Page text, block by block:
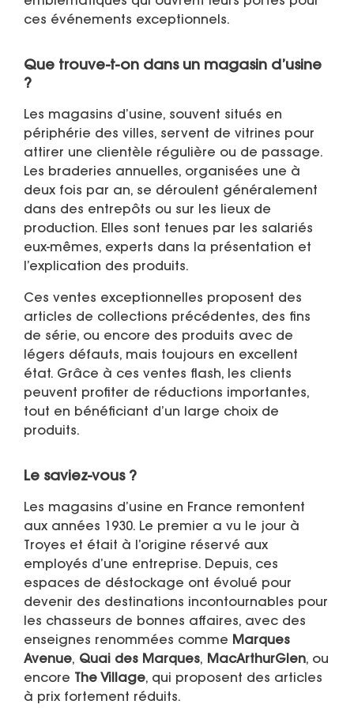
ces événements exceptionnels.
Que trouve-t-on dans un magasin d’usine
?
Les magasins d’usine, souvent situés en
périphérie des villes, servent de vitrines pour
attirer une clientèle régulière ou de passage.
Les braderies annuelles, organisées une à
deux fois par an, se déroulent généralement
dans des entrepôts ou sur les lieux de
production. Elles sont tenues par les salariés
eux-mêmes, experts dans la présentation et
l’explication des produits.
Ces ventes exceptionnelles proposent des
articles de collections précédentes, des fins
de série, ou encore des produits avec de
légers défauts, mais toujours en excellent
état. Grâce à ces ventes flash, les clients
peuvent profiter de réductions importantes,
tout en bénéficiant d’un large choix de
produits.
Le saviez-vous ?
Les magasins d’usine en France remontent
aux années 1930. Le premier a vu le jour à
Troyes et était à l’origine réservé aux
employés d’une entreprise. Depuis, ces
espaces de déstockage ont évolué pour
devenir des destinations incontournables pour
les chasseurs de bonnes affaires, avec des
enseignes renommées comme Marques
Avenue, Quai des Marques, MacArthurGlen, ou
encore
The Village, qui proposent des articles
à prix fortement réduits.